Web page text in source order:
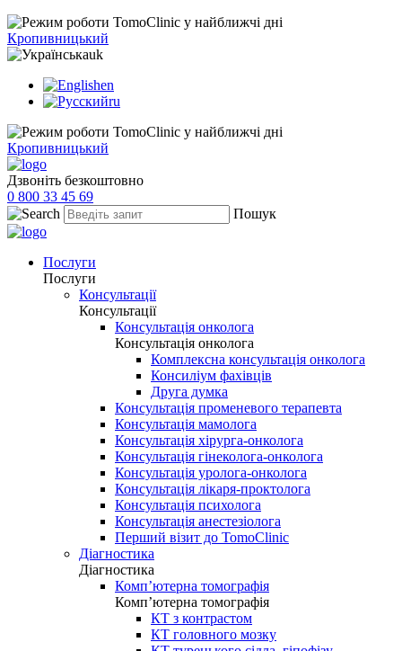
Кропивницький
uk
en
ru
Кропивницький
Дзвоніть безкоштовно
0 800 33 45 69
Пошук
Послуги
Послуги
Консультації
Консультації
Консультація онколога
Консультація онколога
Комплексна консультація онколога
Консиліум фахівців
Друга думка
Консультація променевого терапевта
Консультація мамолога
Консультація хірурга-онколога
Консультація гінеколога-онколога
Консультація уролога-онколога
Консультація лікаря-проктолога
Консультація психолога
Консультація анестезіолога
Перший візит до TomoClinic
Діагностика
Діагностика
Комп’ютерна томографія
Комп’ютерна томографія
КТ з контрастом
КТ головного мозку